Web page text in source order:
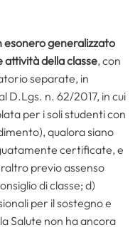
esonero generalizzato
attività della classe, con
separate, in
D.Lgs. n. 62/2017, in cui
per i soli studenti con
qualora siano
certificate, e
previo assenso
di classe; d)
per il sostegno e
Salute non ha ancora